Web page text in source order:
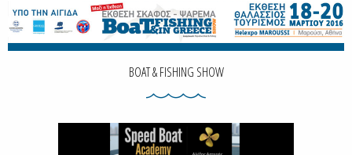
BOAT & FISHING SHOW